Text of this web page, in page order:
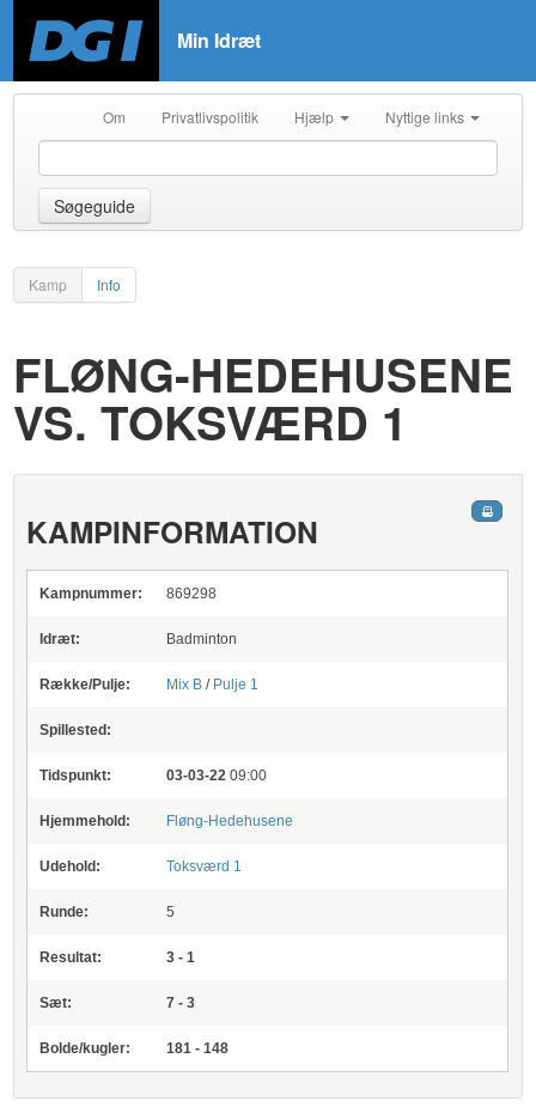
Min Idræt
Om Privatlivspolitik Hjælp Nyttige links
Søgeguide
Kamp Info
FLØNG-HEDEHUSENE
VS. TOKSVÆRD 1
KAMPINFORMATION
Kampnummer: 869298
Idræt: Badminton
Række/Pulje: Mix B / Pulje 1
Spillested:
Tidspunkt: 03-03-2209:00
Hjemmehold: Fløng-Hedehusene
Udehold: Toksværd 1
Runde: 5
Resultat: 3 - 1
Sæt: 7 - 3
Bolde/kugler: 181 - 148